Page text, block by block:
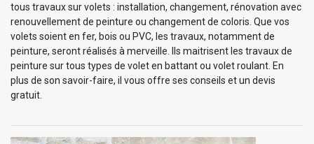
tous travaux sur volets : installation, changement, rénovation avec
renouvellement de peinture ou changement de coloris. Que vos
volets soient en fer, bois ou PVC, les travaux, notamment de
peinture, seront réalisés à merveille. Ils maitrisent les travaux de
peinture sur tous types de volet en battant ou volet roulant. En
plus de son savoir-faire, il vous offre ses conseils et un devis
gratuit.